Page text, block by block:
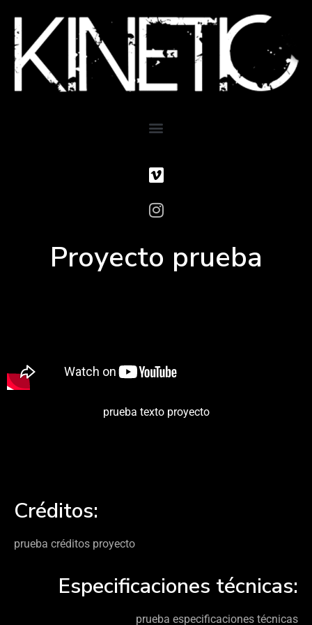
Proyecto prueba
prueba texto proyecto
Créditos:
prueba créditos proyecto
Especificaciones técnicas:
prueba especificaciones técnicas